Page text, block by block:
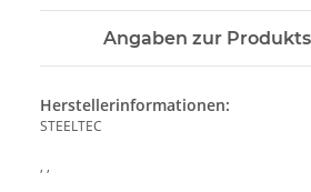
Angaben zur
Herstellerinformationen:
STEELTEC
, ,